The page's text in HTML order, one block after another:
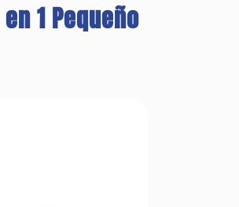
1 Pequeño